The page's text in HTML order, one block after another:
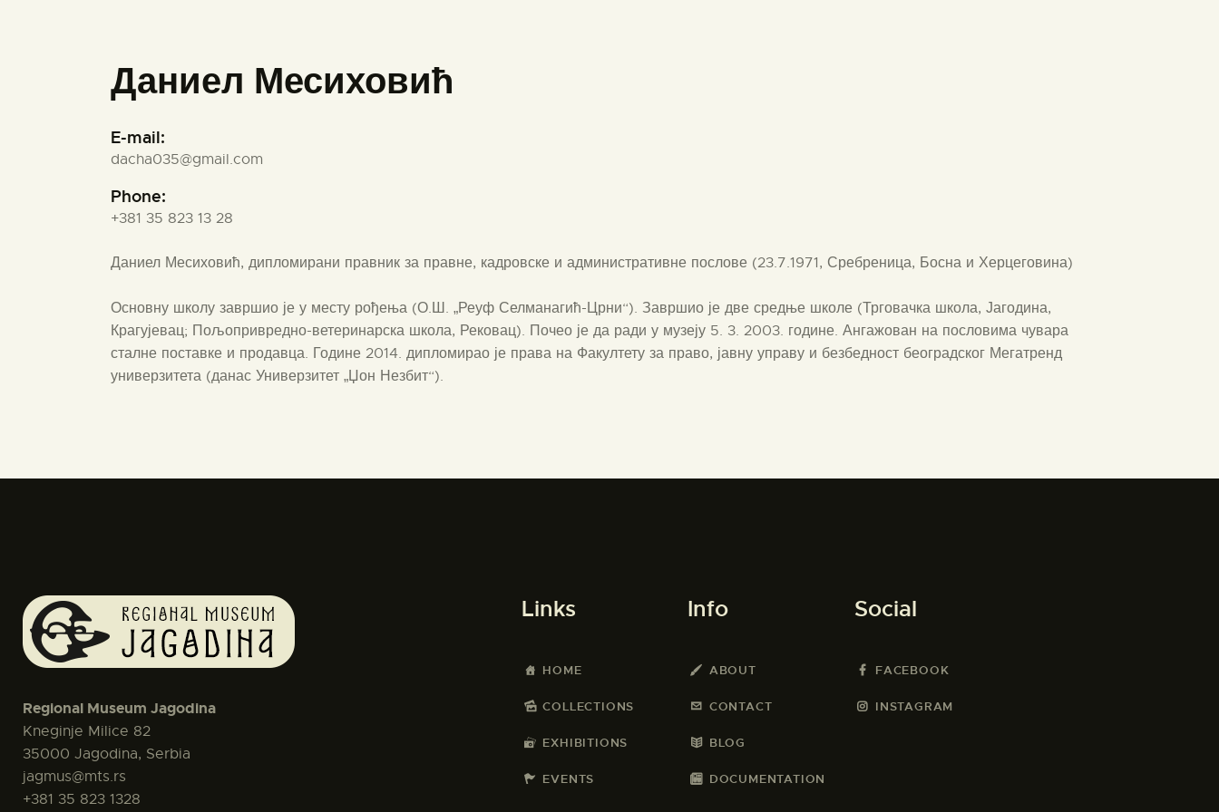
Даниел Месиховић
E-mail:
dacha035@gmail.com
Phone:
+381 35 823 13 28
Даниел Месиховић, дипломирани правник за правне, кадровске и административне послове (23.7.1971, Сребреница, Босна и Херцеговина)
Основну школу завршио је у месту рођења (О.Ш. „Реуф Селманагић-Црни“). Завршио је две средње школе (Трговачка школа, Јагодина,
Крагујевац; Пољопривредно-ветеринарска школа, Рековац). Почео је да ради у музеју 5. 3. 2003. године. Ангажован на пословима чувара
сталне поставке и продавца. Године 2014. дипломирао је права на Факултету за право, јавну управу и безбедност београдског Мегатренд
универзитета (данас Универзитет „Џон Незбит“).
Regional Museum Jagodina
Kneginje Milice 82
35000 Jagodina, Serbia
jagmus@mts.rs
+381 35 823 1328
Links
HOME
COLLECTIONS
EXHIBITIONS
EVENTS
Info
ABOUT
CONTACT
BLOG
DOCUMENTATION
Social
FACEBOOK
INSTAGRAM